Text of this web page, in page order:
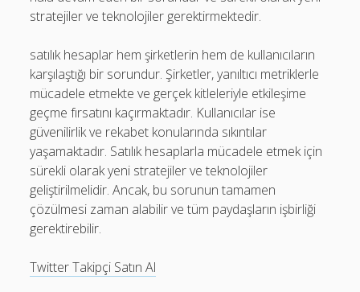
stratejiler ve teknolojiler gerektirmektedir.
satılık hesaplar hem şirketlerin hem de kullanıcıların
karşılaştığı bir sorundur. Şirketler, yanıltıcı metriklerle
mücadele etmekte ve gerçek kitleleriyle etkileşime
geçme fırsatını kaçırmaktadır. Kullanıcılar ise
güvenilirlik ve rekabet konularında sıkıntılar
yaşamaktadır. Satılık hesaplarla mücadele etmek için
sürekli olarak yeni stratejiler ve teknolojiler
geliştirilmelidir. Ancak, bu sorunun tamamen
çözülmesi zaman alabilir ve tüm paydaşların işbirliği
gerektirebilir.
Twitter Takipçi Satın Al